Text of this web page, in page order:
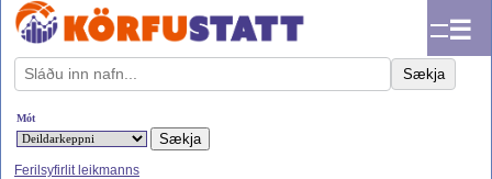
☰
Sækja
Mót
Ferilsyfirlit leikmanns